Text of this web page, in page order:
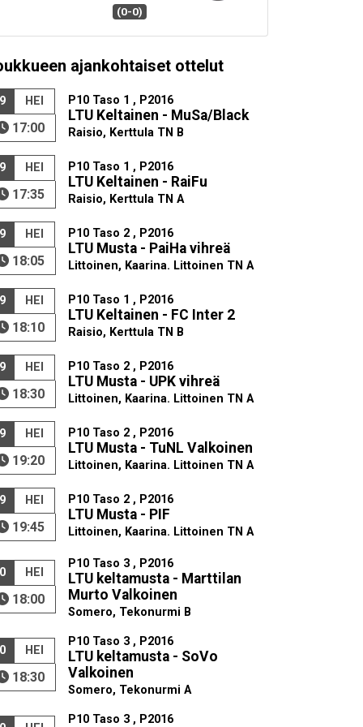
(0-0)
ajankohtaiset ottelut
HEI
17:00
P10 Taso 1 , P2016
LTU Keltainen - MuSa/Black
Raisio, Kerttula TN B
HEI
17:35
P10 Taso 1 , P2016
LTU Keltainen - RaiFu
Raisio, Kerttula TN A
HEI
18:05
P10 Taso 2 , P2016
LTU Musta - PaiHa vihreä
Littoinen, Kaarina. Littoinen TN A
HEI
18:10
P10 Taso 1 , P2016
LTU Keltainen - FC Inter 2
Raisio, Kerttula TN B
HEI
18:30
P10 Taso 2 , P2016
LTU Musta - UPK vihreä
Littoinen, Kaarina. Littoinen TN A
HEI
19:20
P10 Taso 2 , P2016
LTU Musta - TuNL Valkoinen
Littoinen, Kaarina. Littoinen TN A
HEI
19:45
P10 Taso 2 , P2016
LTU Musta - PIF
Littoinen, Kaarina. Littoinen TN A
HEI
18:00
P10 Taso 3 , P2016
LTU keltamusta - Marttilan
Murto Valkoinen
Somero, Tekonurmi B
HEI
18:30
P10 Taso 3 , P2016
LTU keltamusta - SoVo
Valkoinen
Somero, Tekonurmi A
P10 Taso 3 , P2016